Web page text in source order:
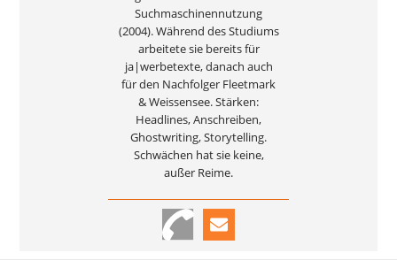
Suchmaschinennutzung
(2004). Während des Studiums
arbeitete sie bereits für
ja|werbetexte, danach auch
für den Nachfolger Fleetmark
& Weissensee. Stärken:
Headlines, Anschreiben,
Ghostwriting, Storytelling.
Schwächen hat sie keine,
außer Reime.